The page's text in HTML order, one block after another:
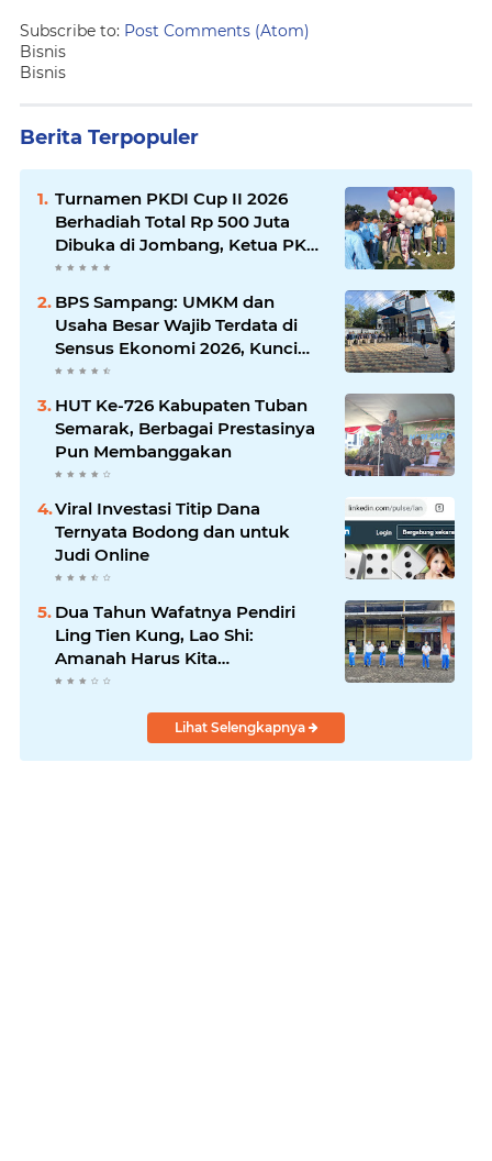
Subscribe to: Post Comments (Atom)
Bisnis
Bisnis
Berita Terpopuler
Turnamen PKDI Cup II 2026
Berhadiah Total Rp 500 Juta
Dibuka di Jombang, Ketua PKDI
Jatim Syaifullah Mahdi: Ajang
Komunikasi Antar-Kades untuk
Memajukan Desa
BPS Sampang: UMKM dan
Usaha Besar Wajib Terdata di
Sensus Ekonomi 2026, Kunci
Kebijakan Tepat Sasaran
HUT Ke-726 Kabupaten Tuban
Semarak, Berbagai Prestasinya
Pun Membanggakan
Viral Investasi Titip Dana
Ternyata Bodong dan untuk
Judi Online
Dua Tahun Wafatnya Pendiri
Ling Tien Kung, Lao Shi:
Amanah Harus Kita
Laksanakan!
Lihat Selengkapnya